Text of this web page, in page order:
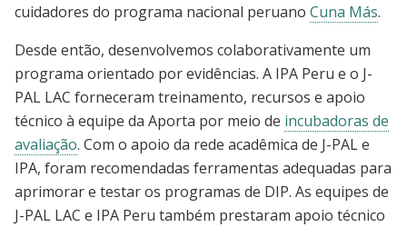
cuidadores do programa nacional peruano Cuna Más.
Desde então, desenvolvemos colaborativamente um
programa orientado por evidências. A IPA Peru e o J-
PAL LAC forneceram treinamento, recursos e apoio
técnico à equipe da Aporta por meio de incubadoras de
avaliação. Com o apoio da rede acadêmica de J-PAL e
IPA, foram recomendadas ferramentas adequadas para
aprimorar e testar os programas de DIP. As equipes de
J-PAL LAC e IPA Peru também prestaram apoio técnico